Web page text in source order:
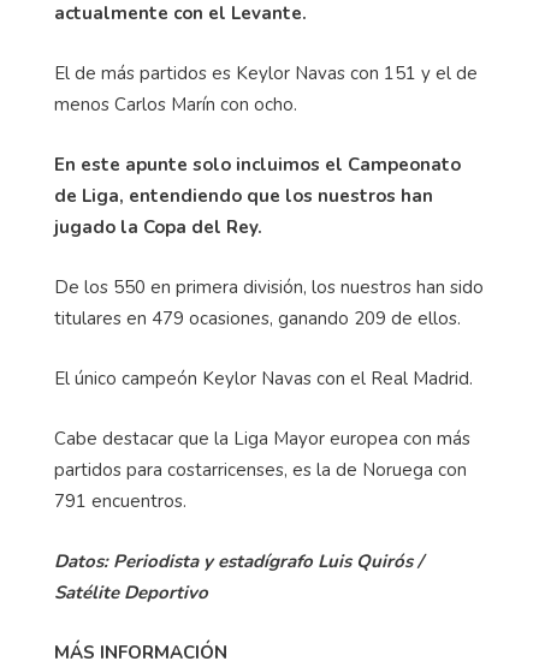
actualmente con el Levante.
El de más partidos es Keylor Navas con 151 y el de
menos Carlos Marín con ocho.
En este apunte solo incluimos el Campeonato
de Liga, entendiendo que los nuestros han
jugado la Copa del Rey.
De los 550 en primera división, los nuestros han sido
titulares en 479 ocasiones, ganando 209 de ellos.
El único campeón Keylor Navas con el Real Madrid.
Cabe destacar que la Liga Mayor europea con más
partidos para costarricenses, es la de Noruega con
791 encuentros.
Datos: Periodista y estadígrafo Luis Quirós /
Satélite Deportivo
MÁS INFORMACIÓN